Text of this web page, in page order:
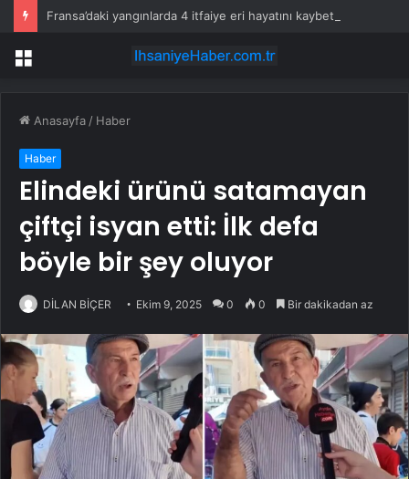
Fransa’daki yangınlarda 4 itfaiye eri hayatını kaybetti
Menü
Anasayfa / Haber
Haber
Elindeki ürünü satamayan
çiftçi isyan etti: İlk defa
böyle bir şey oluyor
DİLAN BİÇER Ekim 9, 2025 0 0 Bir dakikadan az